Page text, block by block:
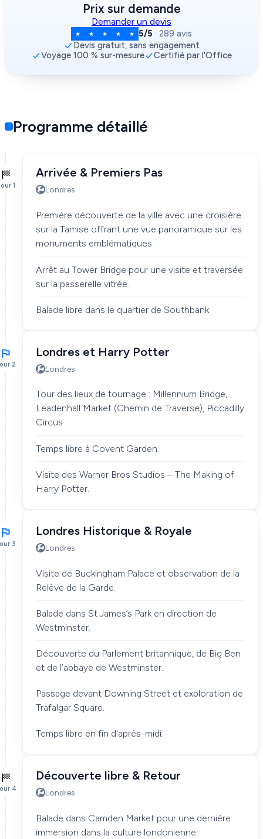
Prix sur demande
Demander un devis
5/5 · 289 avis
Devis gratuit, sans engagement
Voyage 100 % sur-mesure
Certifié par l'Office
Programme détaillé
1
Arrivée & Premiers Pas
Londres
Première découverte de la ville avec une croisière
sur la Tamise offrant une vue panoramique sur les
monuments emblématiques.
Arrêt au Tower Bridge pour une visite et traversée
sur la passerelle vitrée.
Balade libre dans le quartier de Southbank.
2
Londres et Harry Potter
Londres
Tour des lieux de tournage : Millennium Bridge,
Leadenhall Market (Chemin de Traverse), Piccadilly
Circus
Temps libre à Covent Garden.
Visite des Warner Bros Studios – The Making of
Harry Potter.
3
Londres Historique & Royale
Londres
Visite de Buckingham Palace et observation de la
Relève de la Garde.
Balade dans St James’s Park en direction de
Westminster.
Découverte du Parlement britannique, de Big Ben
et de l’abbaye de Westminster.
Passage devant Downing Street et exploration de
Trafalgar Square.
Temps libre en fin d'après-midi.
4
Découverte libre & Retour
Londres
Balade dans Camden Market pour une dernière
immersion dans la culture londonienne.